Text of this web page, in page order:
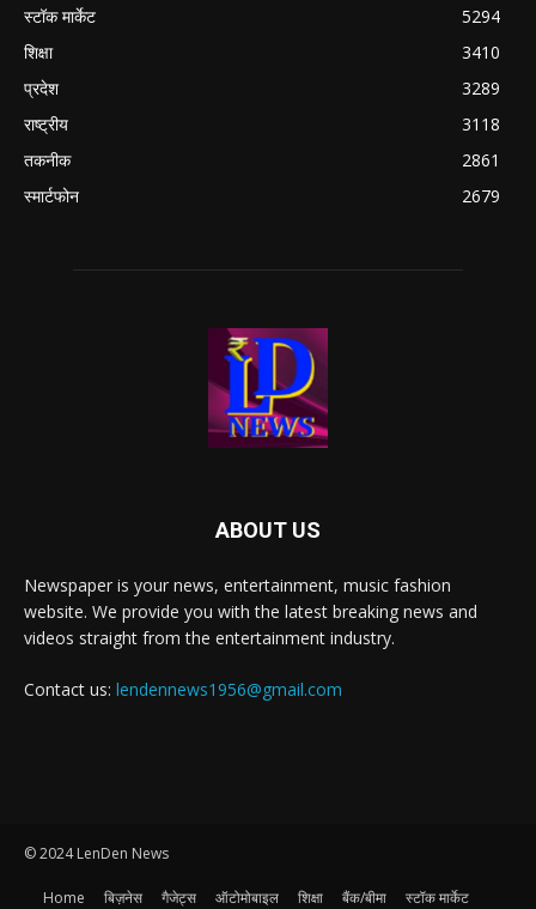
स्टॉक मार्केट
5294
शिक्षा
3410
प्रदेश
3289
राष्ट्रीय
3118
तकनीक
2861
स्मार्टफोन
2679
ABOUT US
Newspaper is your news, entertainment, music fashion
website. We provide you with the latest breaking news and
videos straight from the entertainment industry.
Contact us: lendennews1956@gmail.com
© 2024 LenDen News
Home बिज़नेस गैजेट्स ऑटोमोबाइल शिक्षा बैंक/बीमा स्टॉक मार्केट